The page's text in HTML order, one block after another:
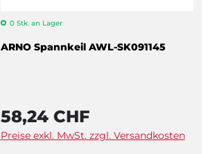
0 Stk. an Lager
ARNO Spannkeil AWL-SK091145
58,24 CHF
Preise exkl. MwSt. zzgl. Versandkosten